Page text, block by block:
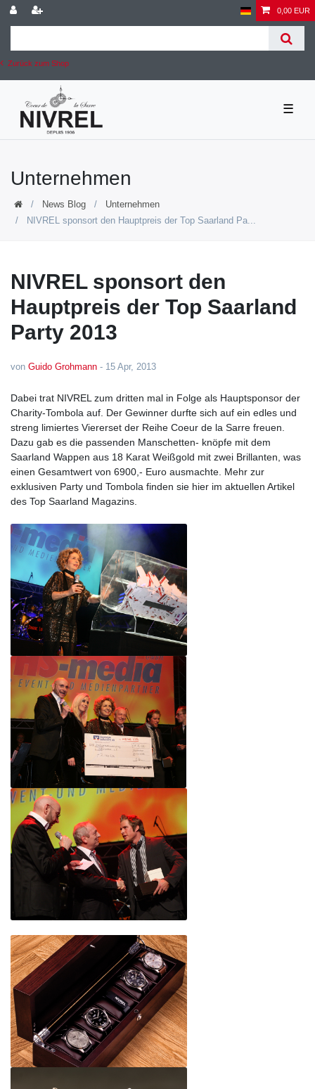
Zurück zum Shop
0,00 EUR
☰
Unternehmen
News Blog
Unternehmen
NIVREL sponsort den Hauptpreis der Top Saarland Pa...
NIVREL sponsort den
Hauptpreis der Top Saarland
Party 2013
von Guido Grohmann - 15 Apr, 2013
Dabei trat NIVREL zum dritten mal in Folge als Hauptsponsor der
Charity-Tombola auf. Der Gewinner durfte sich auf ein edles und
streng limiertes Viererset der Reihe Coeur de la Sarre freuen.
Dazu gab es die passenden Manschetten- knöpfe mit dem
Saarland Wappen aus 18 Karat Weißgold mit zwei Brillanten, was
einen Gesamtwert von 6900,- Euro ausmachte. Mehr zur
exklusiven Party und Tombola finden sie hier im aktuellen Artikel
des Top Saarland Magazins.